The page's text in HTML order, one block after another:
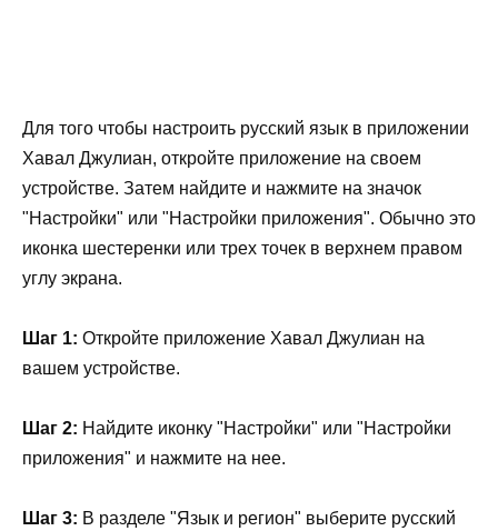
Для того чтобы настроить русский язык в приложении
Хавал Джулиан, откройте приложение на своем
устройстве. Затем найдите и нажмите на значок
"Настройки" или "Настройки приложения". Обычно это
иконка шестеренки или трех точек в верхнем правом
углу экрана.
Шаг 1: Откройте приложение Хавал Джулиан на
вашем устройстве.
Шаг 2: Найдите иконку "Настройки" или "Настройки
приложения" и нажмите на нее.
Шаг 3: В разделе "Язык и регион" выберите русский